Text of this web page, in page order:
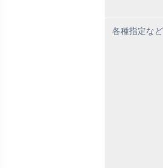
各種指定など